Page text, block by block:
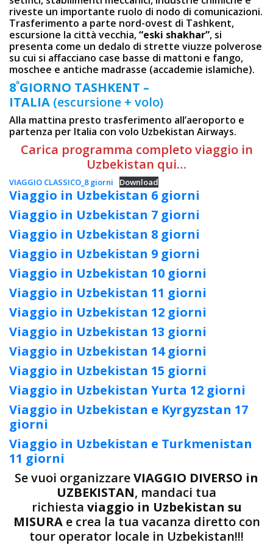
riveste un importante ruolo di nodo di comunicazioni.
Trasferimento a parte nord-ovest di Tashkent,
escursione la città vecchia,“eski shakhar”, si
presenta come un dedalo di strette viuzze polverose
su cui si affacciano case basse di mattoni e fango,
moschee e antiche madrasse (accademie islamiche).
8ºGIORNO TASHKENT –
ITALIA (escursione + volo)
Alla mattina presto trasferimento all’aeroporto e
partenza per Italia con volo Uzbekistan Airways.
Carica programma completo viaggio in
Uzbekistan qui…
VIAGGIO CLASSICO_8 giorni Download
Viaggio in Uzbekistan 6 giorni
Viaggio in Uzbekistan 7 giorni
Viaggio in Uzbekistan 8 giorni
Viaggio in Uzbekistan 9 giorni
Viaggio in Uzbekistan 10 giorni
Viaggio in Uzbekistan 11 giorni
Viaggio in Uzbekistan 12 giorni
Viaggio in Uzbekistan 13 giorni
Viaggio in Uzbekistan 14 giorni
Viaggio in Uzbekistan 15 giorni
Viaggio in Uzbekistan Yurta 12 giorni
Viaggio in Uzbekistan e Kyrgyzstan 17
giorni
Viaggio in Uzbekistan e Turkmenistan
11 giorni
Se vuoi organizzareVIAGGIO DIVERSO in
UZBEKISTAN, mandaci tua
richiesta viaggio in Uzbekistan su
MISURA e crea la tua vacanza diretto con
tour operator locale in Uzbekistan!!!